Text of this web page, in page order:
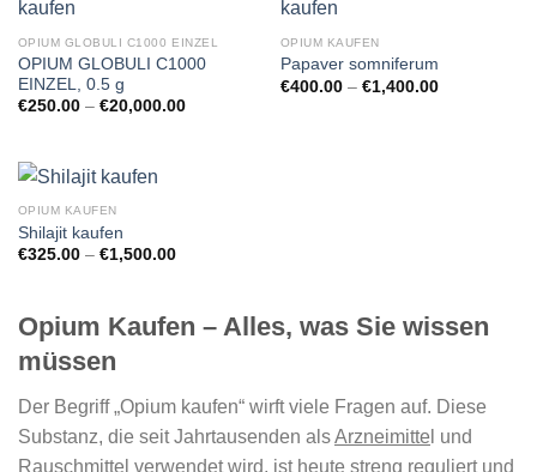
OPIUM GLOBULI C1000 EINZEL
OPIUM GLOBULI C1000
EINZEL, 0.5 g
€250.00 – €20,000.00Preisspanne:
OPIUM KAUFEN
Papaver somniferum
€400.00 – €1,400.00Preisspanne:
OPIUM KAUFEN
Shilajit kaufen
€325.00 – €1,500.00Preisspanne:
Opium Kaufen – Alles, was Sie wissen
müssen
Der Begriff „Opium kaufen“ wirft viele Fragen auf. Diese
Substanz, die seit Jahrtausenden alsArzneimitte l und
Rauschmittel verwendet wird, ist heute streng reguliert und